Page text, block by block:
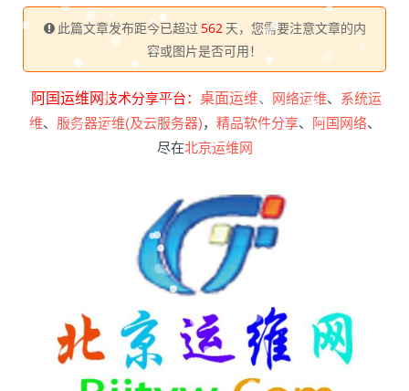
此篇文章发布距今已超过 562 天，您需要注意文章的内
容或图片是否可用！
阿国运维网技术分享平台： 桌面运维、 网络运维、 系统运
维、 服务器运维(及云服务器)， 精品软件分享、 阿国网络、
尽在北京运维网